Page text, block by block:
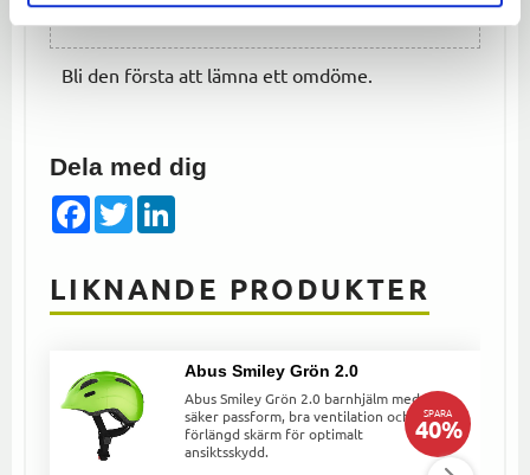
Dela med dig
Facebook
Twitter
Bli den första att lämna ett omdöme.
LIKNANDE PRODUKTER
Abus Smiley Grön 2.0
Abus Smiley Grön 2.0 barnhjälm med
säker passform, bra ventilation och
förlängd skärm för optimalt
ansiktsskydd.
SPARA
40%